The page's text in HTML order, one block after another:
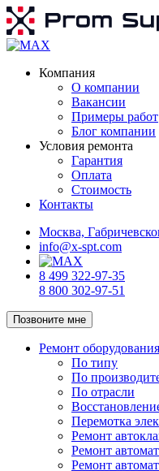
Компания
О компании
Вакансии
Примеры работ
Блог компании
Условия ремонта
Гарантия
Оплата
Стоимость
Контакты
Москва,
info@x-spt.com
8 499 322-97-35
8 800 302-97-51
Позвоните мне
Ремонт оборудования
По типу
По
По отрасли
Перемотка
Ремонт
Ремонт
Ремонт